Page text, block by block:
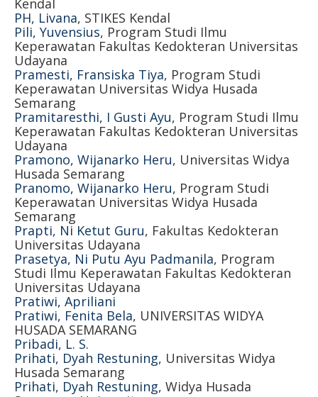
Kendal
PH, Livana, STIKES Kendal
Pili, Yuvensius, Program Studi Ilmu
Keperawatan Fakultas Kedokteran Universitas
Udayana
Pramesti, Fransiska Tiya, Program Studi
Keperawatan Universitas Widya Husada
Semarang
Pramitaresthi, I Gusti Ayu, Program Studi Ilmu
Keperawatan Fakultas Kedokteran Universitas
Udayana
Pramono, Wijanarko Heru, Universitas Widya
Husada Semarang
Pranomo, Wijanarko Heru, Program Studi
Keperawatan Universitas Widya Husada
Semarang
Prapti, Ni Ketut Guru, Fakultas Kedokteran
Universitas Udayana
Prasetya, Ni Putu Ayu Padmanila, Program
Studi Ilmu Keperawatan Fakultas Kedokteran
Universitas Udayana
Pratiwi, Apriliani
Pratiwi, Fenita Bela, UNIVERSITAS WIDYA
HUSADA SEMARANG
Pribadi, L. S.
Prihati, Dyah Restuning, Universitas Widya
Husada Semarang
Prihati, Dyah Restuning, Widya Husada